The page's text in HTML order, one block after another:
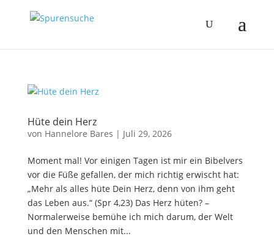
Hüte dein Herz
von Hannelore Bares | Juli 29, 2026
Moment mal! Vor einigen Tagen ist mir ein Bibelvers
vor die Füße gefallen, der mich richtig erwischt hat:
„Mehr als alles hüte Dein Herz, denn von ihm geht
das Leben aus.“ (Spr 4,23) Das Herz hüten? –
Normalerweise bemühe ich mich darum, der Welt
und den Menschen mit...